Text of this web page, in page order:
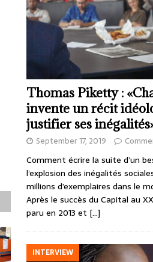
Thomas Piketty :
invente un récit
justifier ses
September 17, 2019
Comment écrire la suite d’un
l’explosion des inégalités
millions d’exemplaires dans le
Après le succès du Capital au
paru en 2013 et […]
INTERVIEW